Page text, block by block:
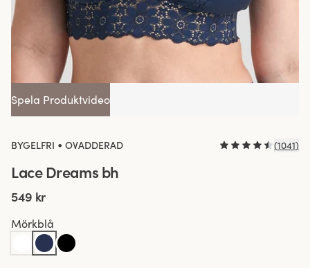
Spela Produktvideo
BYGELFRI • OVADDERAD (1041)
Lace Dreams bh
549 kr
Mörkblå